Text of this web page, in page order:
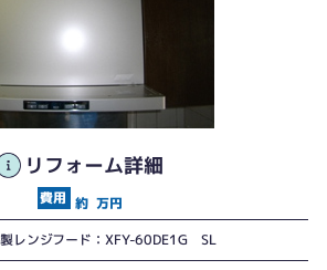
リフォーム詳細
約 万円
レンジフード：XFY-60DE1G SL